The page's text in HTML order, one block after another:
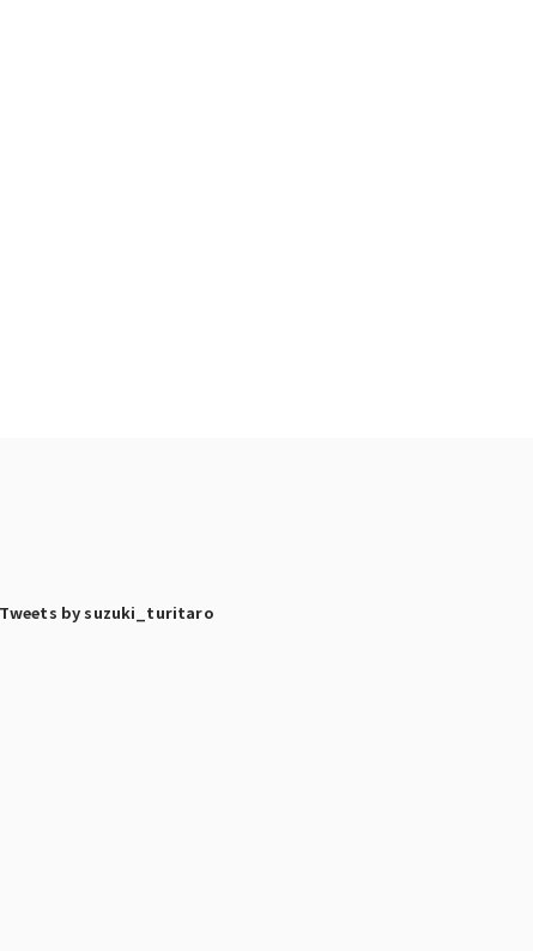
Tweets by suzuki_turitaro